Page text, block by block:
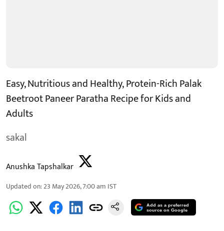
Easy, Nutritious and Healthy, Protein-Rich Palak
Beetroot Paneer Paratha Recipe for Kids and
Adults
sakal
Anushka Tapshalkar
Updated on:23 May 2026, 7:00 am IST
Add as a preferred
source on Google